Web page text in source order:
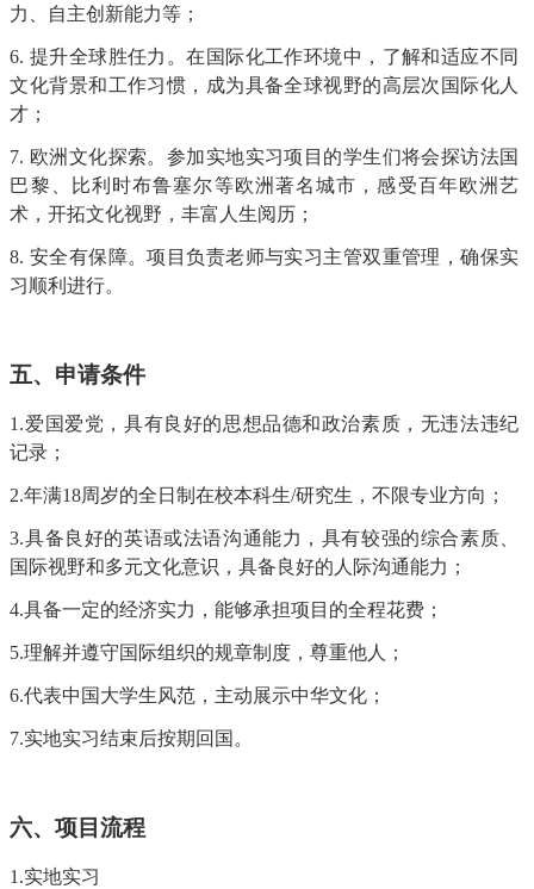
力、自主创新能力等；
6. 提升全球胜任力。在国际化工作环境中，了解和适应不同
文化背景和工作习惯，成为具备全球视野的高层次国际化人
才；
7. 欧洲文化探索。参加实地实习项目的学生们将会探访法国
巴黎、比利时布鲁塞尔等欧洲著名城市，感受百年欧洲艺
术，开拓文化视野，丰富人生阅历；
8. 安全有保障。项目负责老师与实习主管双重管理，确保实
习顺利进行。
五、申请条件
1.爱国爱党，具有良好的思想品德和政治素质，无违法违纪
记录；
2.年满18周岁的全日制在校本科生/研究生，不限专业方向；
3.具备良好的英语或法语沟通能力，具有较强的综合素质、
国际视野和多元文化意识，具备良好的人际沟通能力；
4.具备一定的经济实力，能够承担项目的全程花费；
5.理解并遵守国际组织的规章制度，尊重他人；
6.代表中国大学生风范，主动展示中华文化；
7.实地实习结束后按期回国。
六、项目流程
1.实地实习